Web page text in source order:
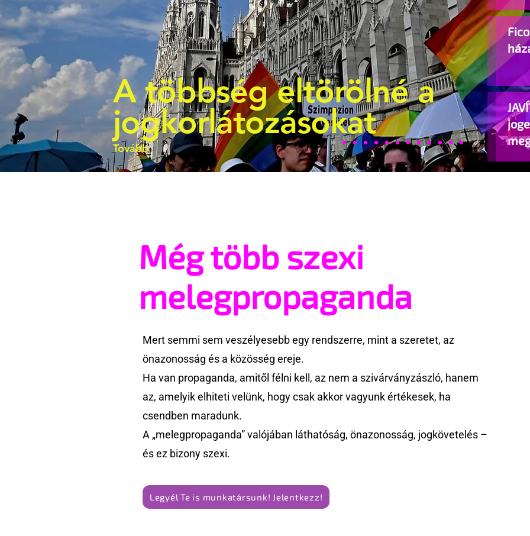
A többség eltörölné a
jogkorlátozásokat
Tovább
Még több szexi
melegpropaganda
Mert semmi sem veszélyesebb egy rendszerre, mint a szeretet, az
önazonosság és a közösség ereje.
Ha van propaganda, amitől félni kell, az nem a szivárványzászló, hanem
az, amelyik elhiteti velünk, hogy csak akkor vagyunk értékesek, ha
csendben maradunk.
A „melegpropaganda” valójában láthatóság, önazonosság, jogkövetelés –
és ez bizony szexi.
Legyél Te is munkatársunk! Jelentkezz!